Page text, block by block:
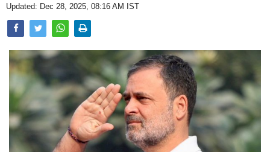
Photo Gallery
Home
Updated: Dec 28, 2025, 08:16 AM IST